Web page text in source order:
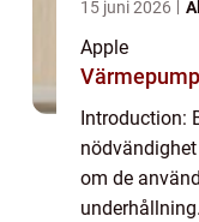
15 juni 2026
Apple
Introduction:
om de